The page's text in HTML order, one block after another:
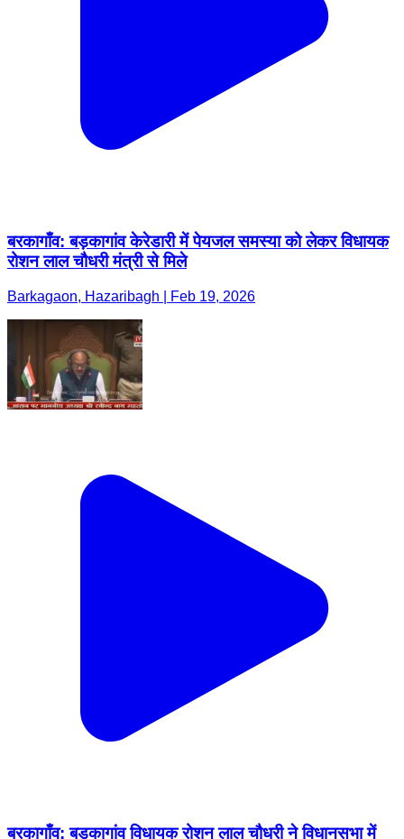
बरकागाँव: बड़कागांव केरेडारी में पेयजल समस्या को लेकर विधायक
रोशन लाल चौधरी मंत्री से मिले
Barkagaon, Hazaribagh | Feb 19, 2026
बरकागाँव: बड़कागांव विधायक रोशन लाल चौधरी ने विधानसभा में